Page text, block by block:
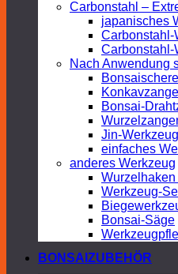
Carbonstahl –
japanisches
Carbonstahl-
Carbonstahl-
Nach Anwendung
Bonsai-
Jin-
einfaches
anderes Werkzeug
Werkzeug-
Bonsai-Säge
BONSAIZUBEHÖR